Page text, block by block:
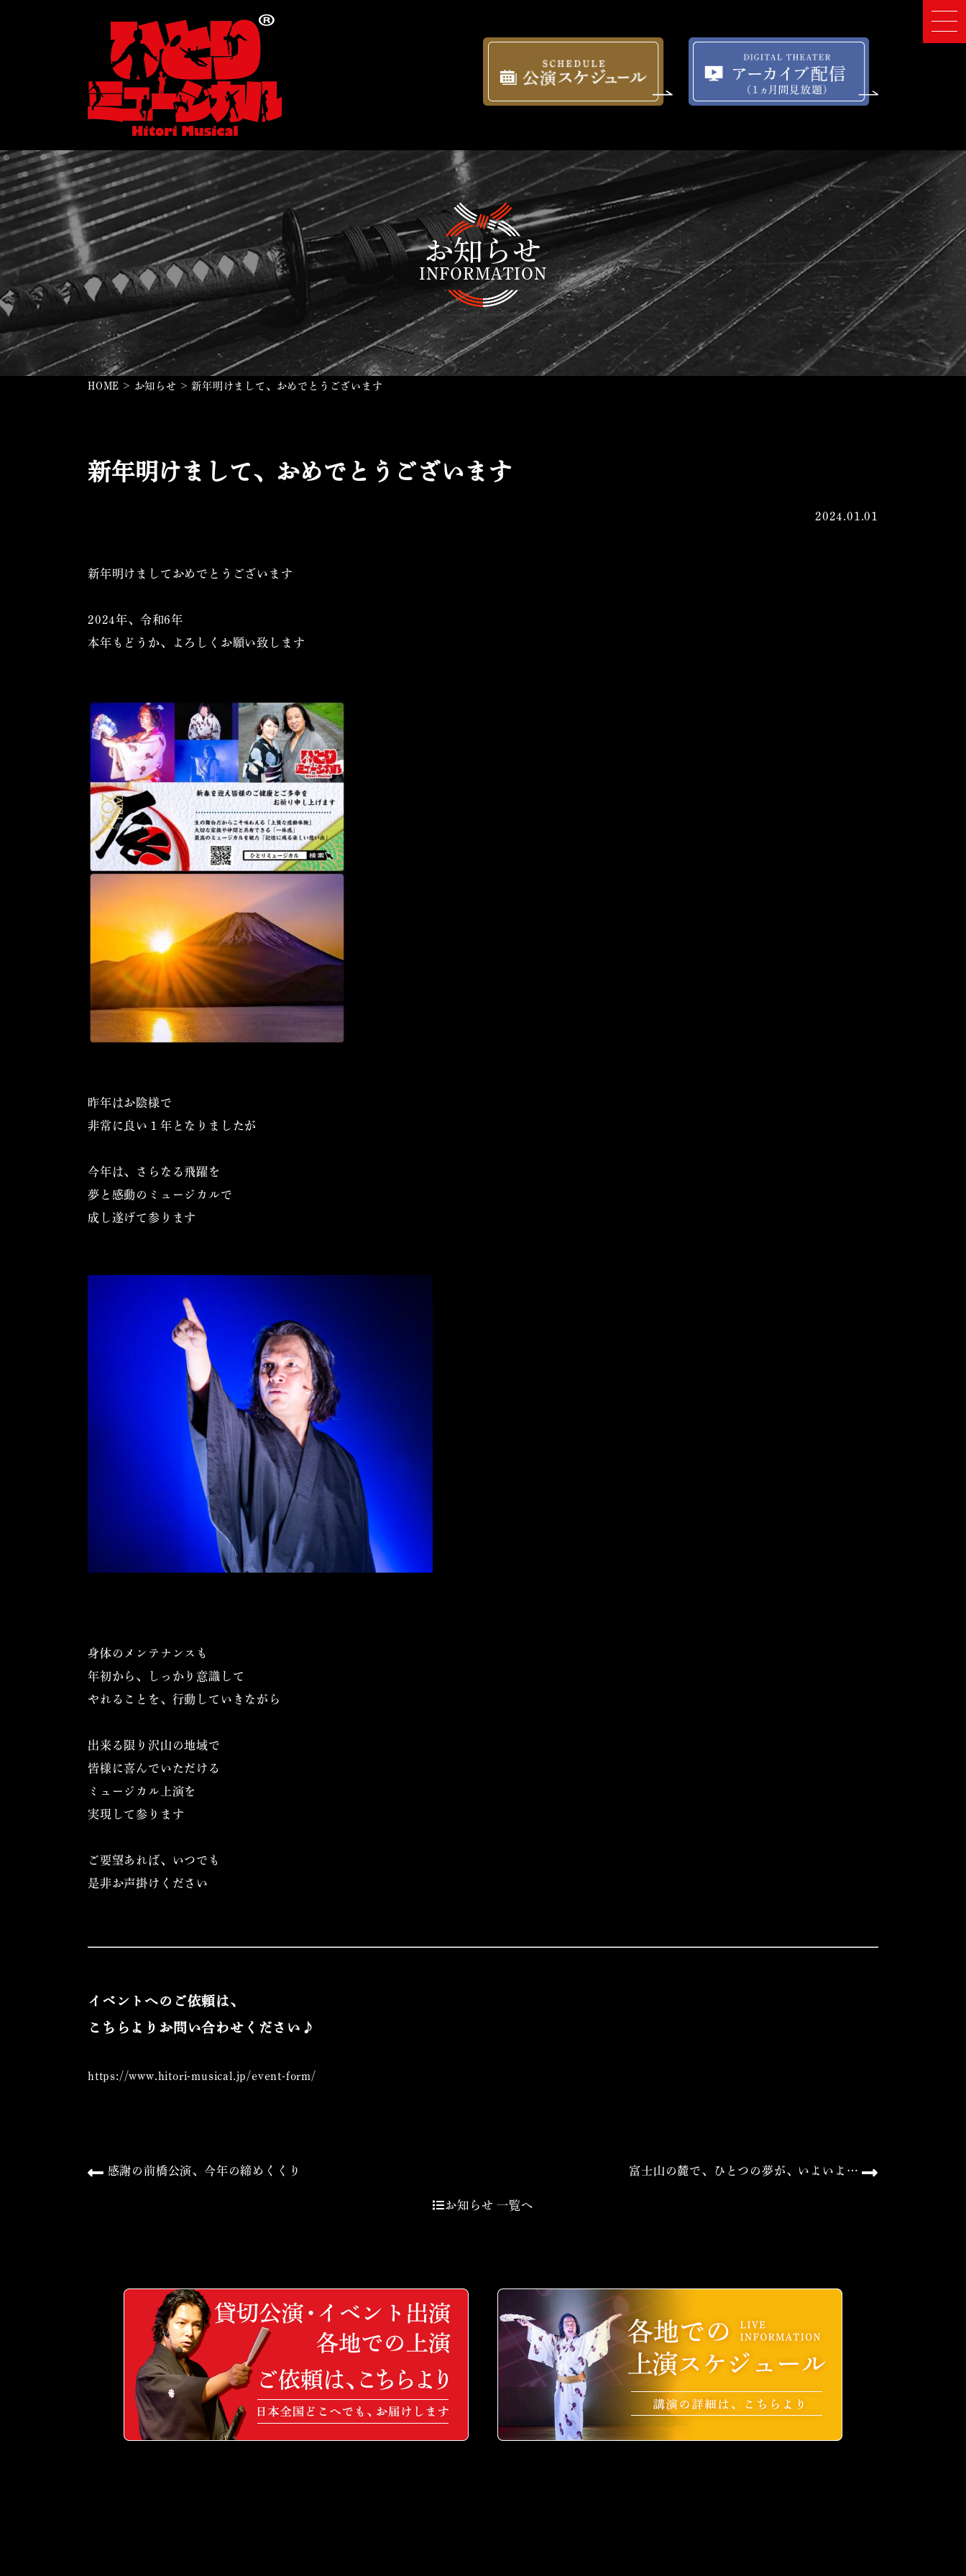
お知らせ
INFORMATION
HOME > お知らせ >新年明けまして、おめでとうございます
新年明けまして、おめでとうございます
2024.01.01
新年明けましておめでとうございます
2024年、令和6年
本年もどうか、よろしくお願い致します
昨年はお陰様で
非常に良い１年となりましたが
今年は、さらなる飛躍を
夢と感動のミュージカルで
成し遂げて参ります
身体のメンテナンスも
年初から、しっかり意識して
やれることを、行動していきながら
出来る限り沢山の地域で
皆様に喜んでいただける
ミュージカル上演を
実現して参ります
ご要望あれば、いつでも
是非お声掛けください
イベントへのご依頼は、
こちらよりお問い合わせください♪
https://www.hitori-musical.jp/event-form/
感謝の前橋公演、今年の締めくくり 富士山の麓で、ひとつの夢が、いよいよ…
お知らせ 一覧へ